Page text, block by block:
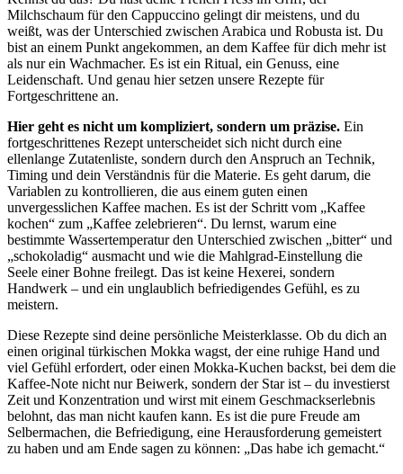
Milchschaum für den Cappuccino gelingt dir meistens, und du
weißt, was der Unterschied zwischen Arabica und Robusta ist. Du
bist an einem Punkt angekommen, an dem Kaffee für dich mehr ist
als nur ein Wachmacher. Es ist ein Ritual, ein Genuss, eine
Leidenschaft. Und genau hier setzen unsere Rezepte für
Fortgeschrittene an.
Hier geht es nicht um kompliziert, sondern um präzise. Ein
fortgeschrittenes Rezept unterscheidet sich nicht durch eine
ellenlange Zutatenliste, sondern durch den Anspruch an Technik,
Timing und dein Verständnis für die Materie. Es geht darum, die
Variablen zu kontrollieren, die aus einem guten einen
unvergesslichen Kaffee machen. Es ist der Schritt vom „Kaffee
kochen“ zum „Kaffee zelebrieren“. Du lernst, warum eine
bestimmte Wassertemperatur den Unterschied zwischen „bitter“ und
„schokoladig“ ausmacht und wie die Mahlgrad-Einstellung die
Seele einer Bohne freilegt. Das ist keine Hexerei, sondern
Handwerk – und ein unglaublich befriedigendes Gefühl, es zu
meistern.
Diese Rezepte sind deine persönliche Meisterklasse. Ob du dich an
einen original türkischen Mokka wagst, der eine ruhige Hand und
viel Gefühl erfordert, oder einen Mokka-Kuchen backst, bei dem die
Kaffee-Note nicht nur Beiwerk, sondern der Star ist – du investierst
Zeit und Konzentration und wirst mit einem Geschmackserlebnis
belohnt, das man nicht kaufen kann. Es ist die pure Freude am
Selbermachen, die Befriedigung, eine Herausforderung gemeistert
zu haben und am Ende sagen zu können: „Das habe ich gemacht.“